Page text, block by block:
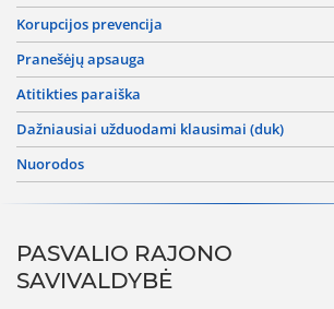
korupcijos prevencija
pranešėjų apsauga
atitikties paraiška
dažniausiai užduodami klausimai (duk)
nuorodos
PASVALIO RAJONO
SAVIVALDYBĖ